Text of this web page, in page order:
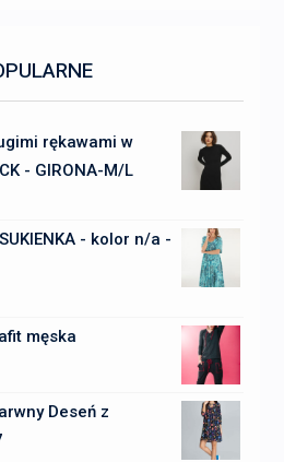
rękawami w
- GIRONA-M/L
- kolor n/a -
męska
Deseń z